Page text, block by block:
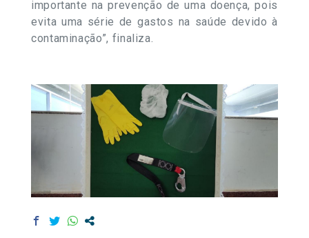
importante na prevenção de uma doença, pois
evita uma série de gastos na saúde devido à
contaminação”, finaliza.